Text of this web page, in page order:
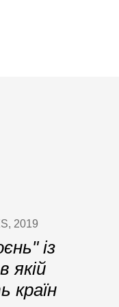
2019
із
якій
країн